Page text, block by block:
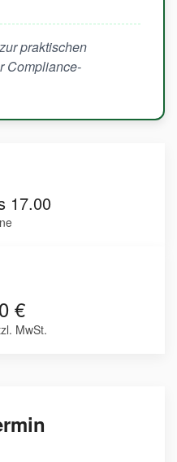
praktischen
Compliance-
17.00
€
MwSt.